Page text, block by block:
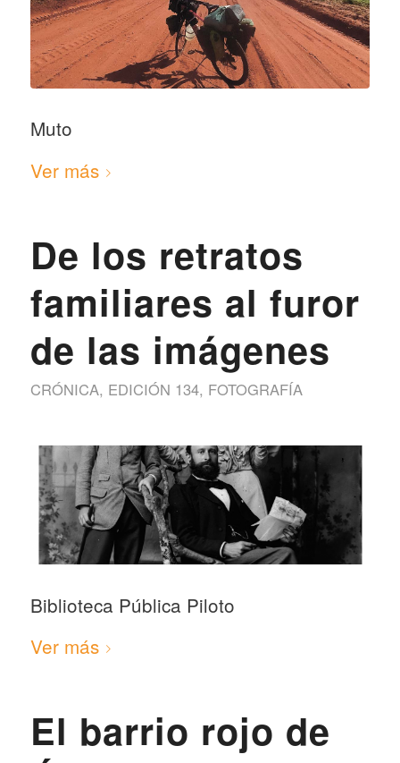
Muto
Ver más
De los retratos
familiares al furor
de las imágenes
CRÓNICA, EDICIÓN 134, FOTOGRAFÍA
Biblioteca Pública Piloto
Ver más
El barrio rojo de